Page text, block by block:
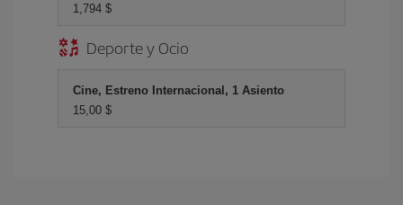
1,794 $
Deporte y Ocio
Cine, Estreno Internacional, 1 Asiento
15,00 $